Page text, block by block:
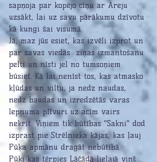
sapņoja par kopējo cīņu ar Areju
uzsākt, lai uz savu pārākumu dzīvotu
kā kungi šai visumā.
Jā, maz jūs esiet, kas izvēli izprot un
par savas viedās  ziņas izmantošanu
pelti un nīsti jel no tumsoņiem
būsiet. Kā lai nenīst tos, kas atmasko
kļūdas un viltu, ja nedz naudas,
nedz baudas un izredzētās varas
lepnuma plīvuri uz acīm vairs
nekrīt. Viņiem tik būtības "Sakni" dod
izprast pie Strēlnieka kājas, kas ļauj
Pūķa apmānu dragāt nebūtībā.
Pūķi kas tērpies Lāčādā lielajā viņš